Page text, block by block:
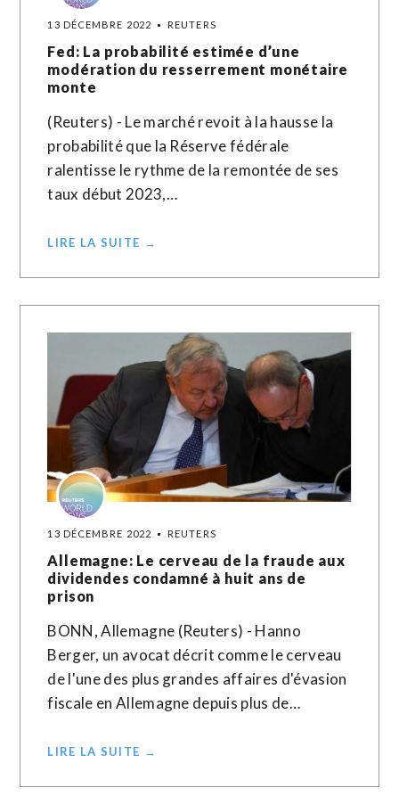
13 DÉCEMBRE 2022 REUTERS
Fed: La probabilité estimée d’une
modération du resserrement monétaire
monte
(Reuters) - Le marché revoit à la hausse la
probabilité que la Réserve fédérale
ralentisse le rythme de la remontée de ses
taux début 2023,…
LIRE LA SUITE →
13 DÉCEMBRE 2022 REUTERS
Allemagne: Le cerveau de la fraude aux
dividendes condamné à huit ans de
prison
BONN, Allemagne (Reuters) - Hanno
Berger, un avocat décrit comme le cerveau
de l'une des plus grandes affaires d'évasion
fiscale en Allemagne depuis plus de…
LIRE LA SUITE →